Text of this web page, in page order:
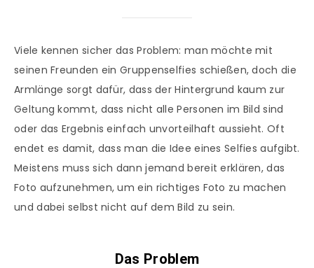
Viele kennen sicher das Problem: man möchte mit
seinen Freunden ein Gruppenselfies schießen, doch die
Armlänge sorgt dafür, dass der Hintergrund kaum zur
Geltung kommt, dass nicht alle Personen im Bild sind
oder das Ergebnis einfach unvorteilhaft aussieht. Oft
endet es damit, dass man die Idee eines Selfies aufgibt.
Meistens muss sich dann jemand bereit erklären, das
Foto aufzunehmen, um ein richtiges Foto zu machen
und dabei selbst nicht auf dem Bild zu sein.
Das Problem